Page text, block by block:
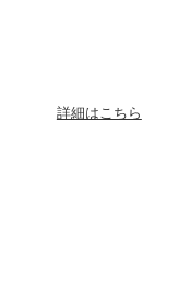
詳細はこちら